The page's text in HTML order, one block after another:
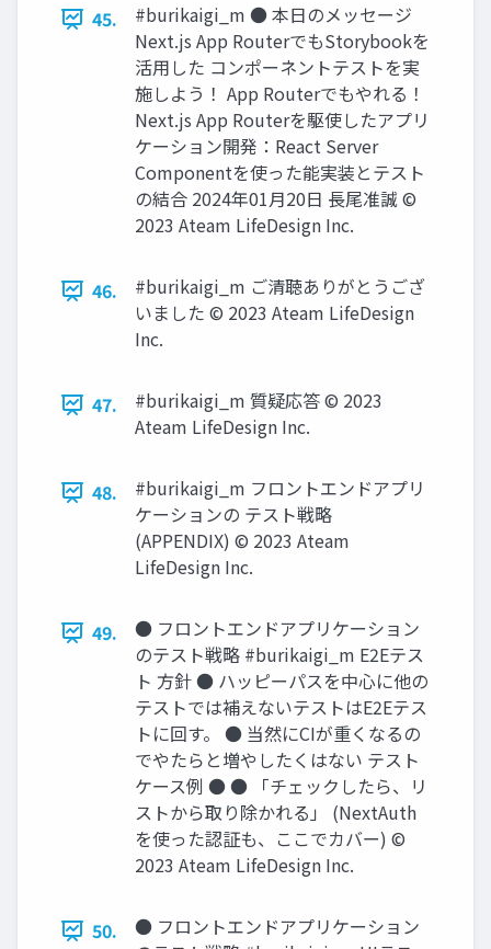
45.
#burikaigi_m ● 本⽇のメッセージ
Next.js App RouterでもStorybookを
活⽤した コンポーネントテストを実
施しよう！ App Routerでもやれる！
Next.js App Routerを駆使したアプリ
ケーション開発：React Server
Componentを使った能実装とテスト
の結合 2024年01⽉20⽇ ⻑尾准誠 ©
2023 Ateam LifeDesign Inc.
46.
#burikaigi_m ご清聴ありがとうござ
いました © 2023 Ateam LifeDesign
Inc.
47.
#burikaigi_m 質疑応答 © 2023
Ateam LifeDesign Inc.
48.
#burikaigi_m フロントエンドアプリ
ケーションの テスト戦略
(APPENDIX) © 2023 Ateam
LifeDesign Inc.
49.
● フロントエンドアプリケーション
のテスト戦略 #burikaigi_m E2Eテス
ト ⽅針 ● ハッピーパスを中⼼に他の
テストでは補えないテストはE2Eテス
トに回す。 ● 当然にCIが重くなるの
でやたらと増やしたくはない テスト
ケース例 ● ● 「チェックしたら、リ
ストから取り除かれる」 (NextAuth
を使った認証も、ここでカバー) ©
2023 Ateam LifeDesign Inc.
50.
● フロントエンドアプリケーション